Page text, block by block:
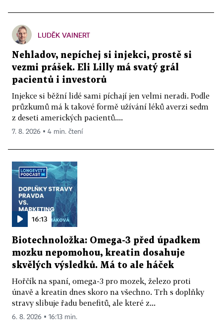
LUDĚK VAINERT
Nehladov, nepíchej si injekci, prostě si
vezmi prášek. Eli Lilly má svatý grál
pacientů i investorů
Injekce si běžní lidé sami píchají jen velmi neradi. Podle
průzkumů má k takové formě užívání léků averzi sedm
z deseti amerických pacientů....
7. 8. 2026 ▪ 4 min. čtení
16:13
Biotechnoložka: Omega-3 před úpadkem
mozku nepomohou, kreatin dosahuje
skvělých výsledků. Má to ale háček
Hořčík na spaní, omega-3 pro mozek, železo proti
únavě a kreatin dnes skoro na všechno. Trh s doplňky
stravy slibuje řadu benefitů, ale které z...
6. 8. 2026 ▪ 16:13 min.